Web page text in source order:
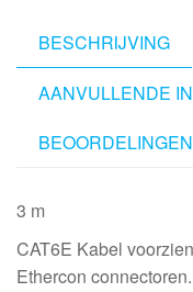
aantal
BESCHRIJVING
AANVULLENDE
3 m
CAT6E Kabel
Ethercon connectoren.